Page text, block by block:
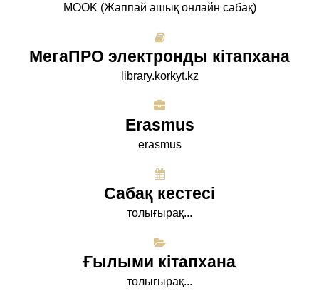
МООK (Жаппай ашық онлайн сабақ)
МегаПРО электронды кітапхана
library.korkyt.kz
Erasmus
erasmus
Сабақ кестесі
толығырақ...
Ғылыми кітапхана
толығырақ...